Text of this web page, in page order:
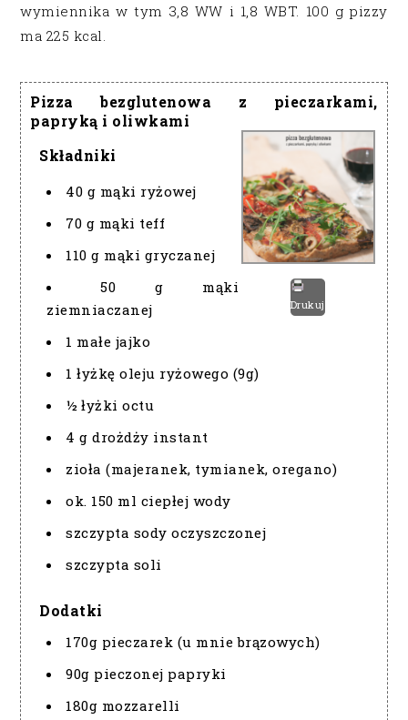
wymiennika w tym 3,8 WW i 1,8 WBT. 100 g pizzy
ma 225 kcal.
Pizza bezglutenowa z pieczarkami,
papryką i oliwkami
Drukuj
Składniki
40 g mąki ryżowej
70 g mąki teff
110 g mąki gryczanej
50 g mąki
ziemniaczanej
1 małe jajko
1 łyżkę oleju ryżowego (9g)
½ łyżki octu
4 g drożdży instant
zioła (majeranek, tymianek, oregano)
ok. 150 ml ciepłej wody
szczypta sody oczyszczonej
szczypta soli
Dodatki
170g pieczarek (u mnie brązowych)
90g pieczonej papryki
180g mozzarelli